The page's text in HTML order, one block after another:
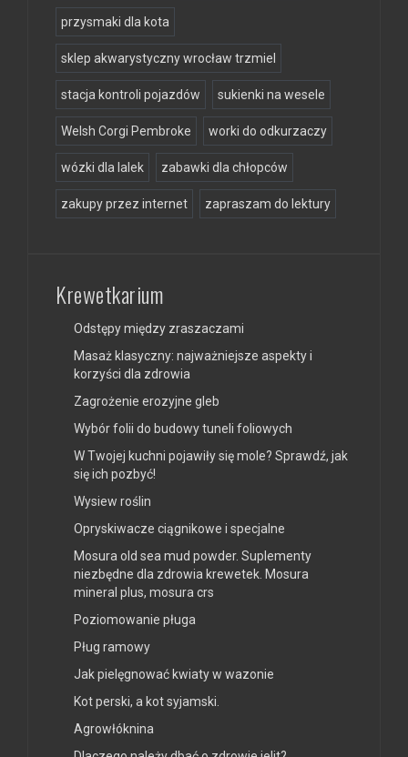
przysmaki dla kota
sklep akwarystyczny wrocław trzmiel
stacja kontroli pojazdów sukienki na wesele
Welsh Corgi Pembroke worki do odkurzaczy
wózki dla lalek zabawki dla chłopców
zakupy przez internet zapraszam do lektury
Krewetkarium
Odstępy między zraszaczami
Masaż klasyczny: najważniejsze aspekty i
korzyści dla zdrowia
Zagrożenie erozyjne gleb
Wybór folii do budowy tuneli foliowych
W Twojej kuchni pojawiły się mole? Sprawdź, jak
się ich pozbyć!
Wysiew roślin
Opryskiwacze ciągnikowe i specjalne
Mosura old sea mud powder. Suplementy
niezbędne dla zdrowia krewetek. Mosura
mineral plus, mosura crs
Poziomowanie pługa
Pług ramowy
Jak pielęgnować kwiaty w wazonie
Kot perski, a kot syjamski.
Agrowłóknina